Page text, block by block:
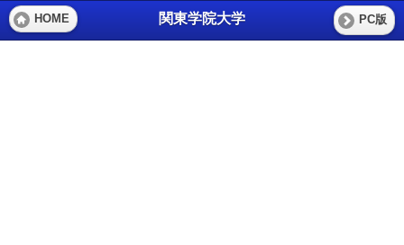
HOME 関東学院大学 PC版